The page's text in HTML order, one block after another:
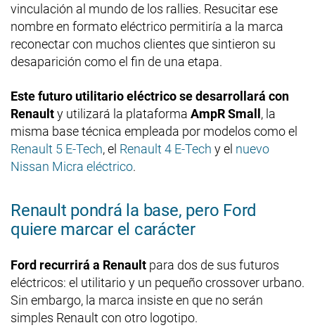
vinculación al mundo de los rallies. Resucitar ese
nombre en formato eléctrico permitiría a la marca
reconectar con muchos clientes que sintieron su
desaparición como el fin de una etapa.
Este futuro utilitario eléctrico se desarrollará con
Renaulty utilizará la plataforma AmpR Small , la
misma base técnica empleada por modelos como el
Renault 5 E-Tech, el Renault 4 E-Tech y el nuevo
Nissan Micra eléctrico.
Renault pondrá la base, pero Ford
quiere marcar el carácter
Ford recurrirá a Renault para dos de sus futuros
eléctricos: el utilitario y un pequeño crossover urbano.
Sin embargo, la marca insiste en que no serán
simples Renault con otro logotipo.